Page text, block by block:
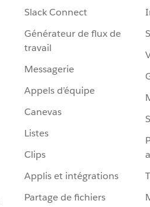
Slack Connect
Générateur de flux de
travail
Messagerie
Appels d’équipe
Canevas
Listes
Clips
Applis et intégrations
Partage de fichiers